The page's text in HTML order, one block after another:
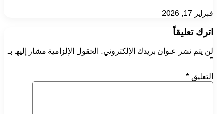
فبراير 17, 2026
اترك تعليقاً
لن يتم نشر عنوان بريدك الإلكتروني. الحقول الإلزامية مشار إليها بـ
*
التعليق *